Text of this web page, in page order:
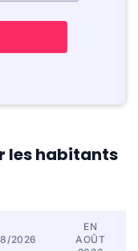
les habitants
2026
EN
AOÛT